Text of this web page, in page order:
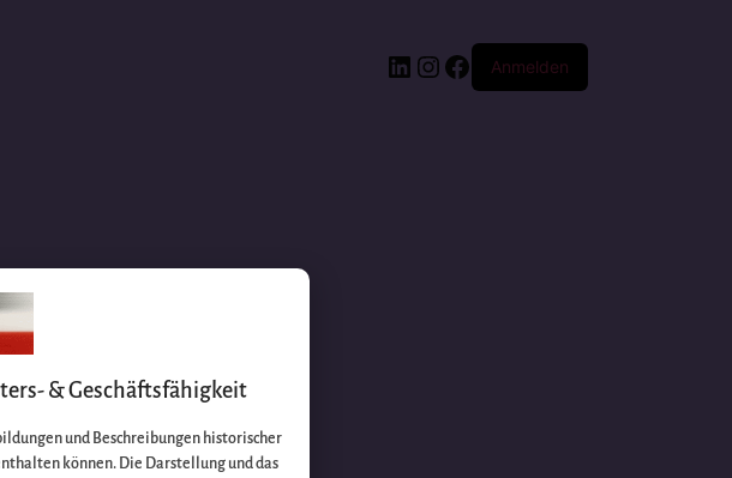
Anmelden
& Geschäftsfähigkeit
und Beschreibungen historischer
können. Die Darstellung und das